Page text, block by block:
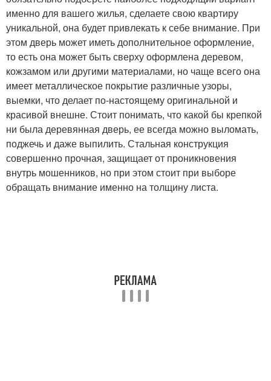
именно для вашего жилья, сделаете свою квартиру
уникальной, она будет привлекать к себе внимание. При
этом дверь может иметь дополнительное оформление,
то есть она может быть сверху оформлена деревом,
кожзамом или другими материалами, но чаще всего она
имеет металлическое покрытие различные узоры,
выемки, что делает по-настоящему оригинальной и
красивой внешне. Стоит понимать, что какой бы крепкой
ни была деревянная дверь, ее всегда можно выломать,
поджечь и даже выпилить. Стальная конструкция
совершенно прочная, защищает от проникновения
внутрь мошенников, но при этом стоит при выборе
обращать внимание именно на толщину листа.